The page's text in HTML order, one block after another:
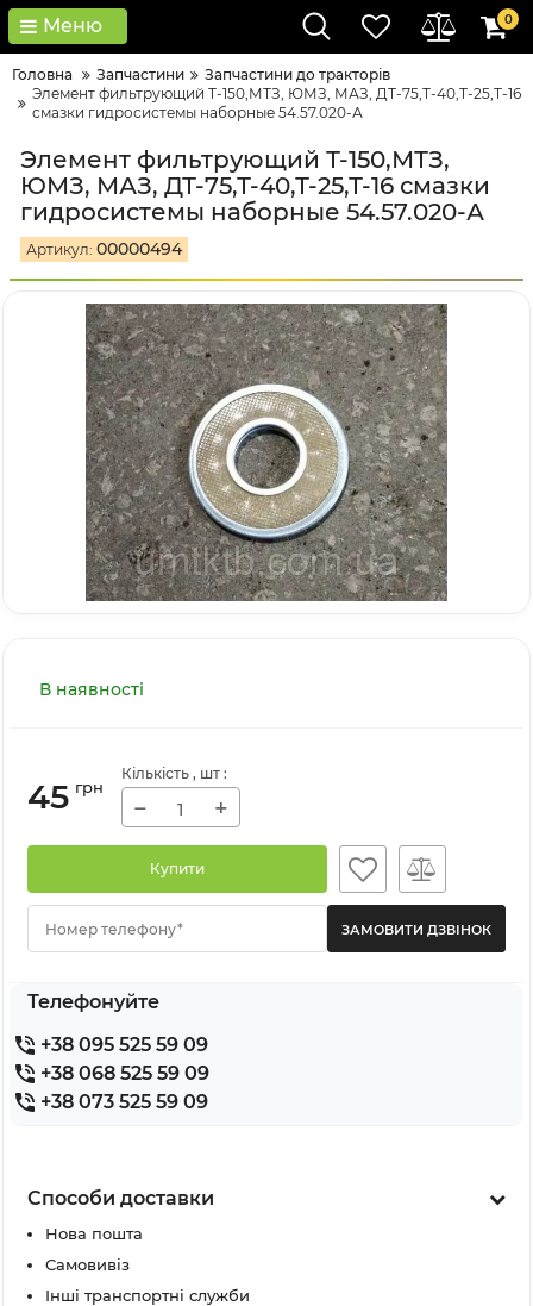
Меню 0
Головна Запчастини
Запчастини до тракторів
Элемент фильтрующий Т-150,МТЗ, ЮМЗ, МАЗ, ДТ-75,Т-40,Т-25,Т-16
смазки гидросистемы наборные 54.57.020-А
Элемент фильтрующий Т-150,МТЗ,
ЮМЗ, МАЗ, ДТ-75,Т-40,Т-25,Т-16 смазки
гидросистемы наборные 54.57.020-А
Артикул: 00000494
В наявності
45 грн
Кількість , шт :
− +
Купити
Номер телефону*
Телефонуйте
+38 095 525 59 09
+38 068 525 59 09
+38 073 525 59 09
Способи доставки
Нова пошта
Самовивіз
Інші транспортні служби